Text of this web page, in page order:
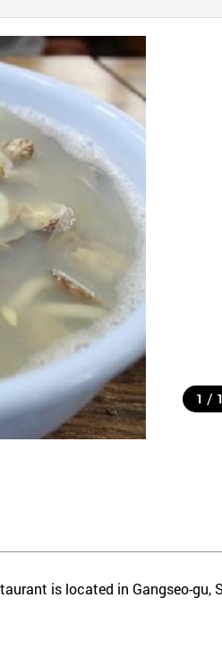
1 / 1
is located in Gangseo-gu,